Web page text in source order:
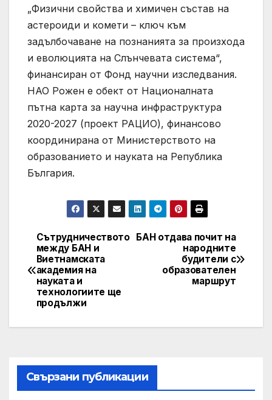
„Физични свойства и химичен състав на
астероиди и комети – ключ към
задълбочаване на познанията за произхода
и еволюцията на Слънчевата система“,
финансиран от Фонд научни изследвания.
НАО Рожен е обект от Националната
пътна карта за научна инфраструктура
2020-2027 (проект РАЦИО), финансово
координирана от Министерството на
образованието и науката на Република
България.
Post
navigation
БАН отдава почит на
народните
будители с
образователен
маршрут
Сътрудничеството
между БАН и
Виетнамската
академия на
науката и
технологиите ще
продължи
Свързани публикации